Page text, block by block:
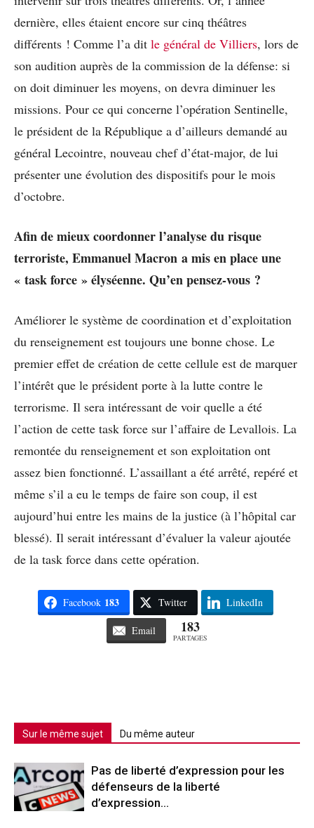
dernière, elles étaient encore sur cinq théâtres
différents ! Comme l’a dit le général de Villiers, lors de
son audition auprès de la commission de la défense: si
on doit diminuer les moyens, on devra diminuer les
missions. Pour ce qui concerne l’opération Sentinelle,
le président de la République a d’ailleurs demandé au
général Lecointre, nouveau chef d’état-major, de lui
présenter une évolution des dispositifs pour le mois
d’octobre.
Afin de mieux coordonner l’analyse du risque
terroriste, Emmanuel Macron a mis en place une
« task force » élyséenne. Qu’en pensez-vous ?
Améliorer le système de coordination et d’exploitation
du renseignement est toujours une bonne chose. Le
premier effet de création de cette cellule est de marquer
l’intérêt que le président porte à la lutte contre le
terrorisme. Il sera intéressant de voir quelle a été
l’action de cette task force sur l’affaire de Levallois. La
remontée du renseignement et son exploitation ont
assez bien fonctionné. L’assaillant a été arrêté, repéré et
même s’il a eu le temps de faire son coup, il est
aujourd’hui entre les mains de la justice (à l’hôpital car
blessé). Il serait intéressant d’évaluer la valeur ajoutée
de la task force dans cette opération.
Facebook 183 Twitter LinkedIn
Email 183
PARTAGES
Sur le même sujet Du même auteur
Pas de liberté d’expression pour les
défenseurs de la liberté
d’expression…